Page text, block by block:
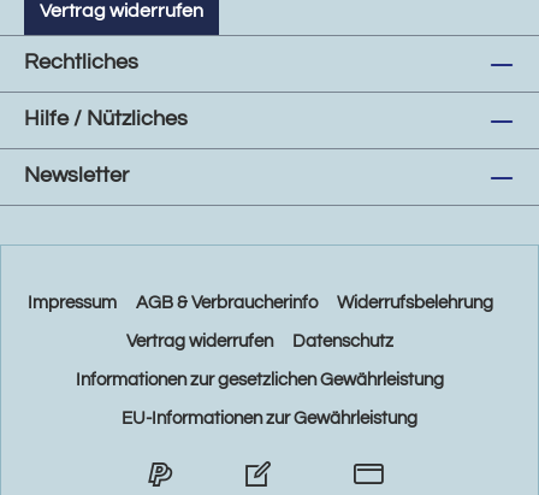
Vertrag widerrufen
Rechtliches
Hilfe / Nützliches
Newsletter
Impressum AGB & Verbraucherinfo Widerrufsbelehrung
Vertrag widerrufen Datenschutz
Informationen zur gesetzlichen Gewährleistung
EU-Informationen zur Gewährleistung